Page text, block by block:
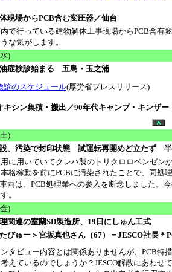
現場からPCB含む変圧器／仙台
で行っている建物解体工事現場からPCB含有
な気がします。
)
症検診始まる 五島・玉之浦
診のスケジュール(厚労省プレスリリース)
キシン集積・搬出／90年代キャンプ・キン
)
、汚染で封印状態 試運転再開めど立たず
に用いていてクレハ製のトリクロロベンゼン
格稼動を前にPCBに汚染されたことで、同処
は、PCB処理業への参入を断念しました。
。
)
関連の室蘭SD製造所、19日にしゅん工式
びゅー＞宮坂真也さん（67）＝JESCO社長
タビュー内容とは関係ありませんが、PCB特
えているのでしょうか？JESCO解散にあわせ